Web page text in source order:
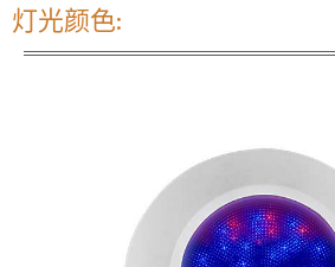
灯光颜色:
电邮*
公司名